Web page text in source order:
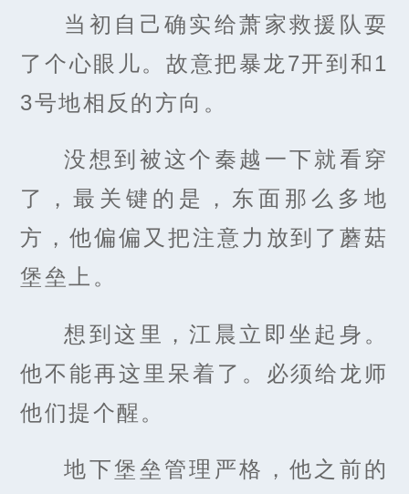
当初自己确实给萧家救援队耍
了个心眼儿。故意把暴龙7开到和1
3号地相反的方向。
没想到被这个秦越一下就看穿
了，最关键的是，东面那么多地
方，他偏偏又把注意力放到了蘑菇
堡垒上。
想到这里，江晨立即坐起身。
他不能再这里呆着了。必须给龙师
他们提个醒。
地下堡垒管理严格，他之前的